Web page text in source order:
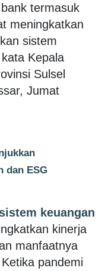
termasuk
meningkatkan
sistem
Kepala
Sulsel
Jumat
dan ESG
keuangan
kinerja
manfaatnya
pandemi